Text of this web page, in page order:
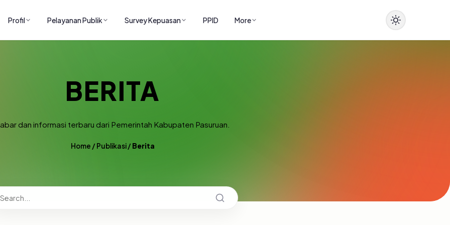
Profil Pelayanan Publik Survey Kepuasan PPID More
BERITA
dan informasi terbaru dari Pemerintah Kabupaten Pasuruan.
Home /Publikasi/Berita